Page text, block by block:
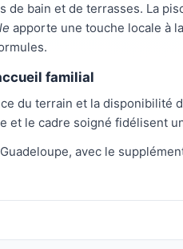
de bain et de terrasses. La
apporte une touche locale à
familial
du terrain et la disponibilité
et le cadre soigné fidélisent
avec le